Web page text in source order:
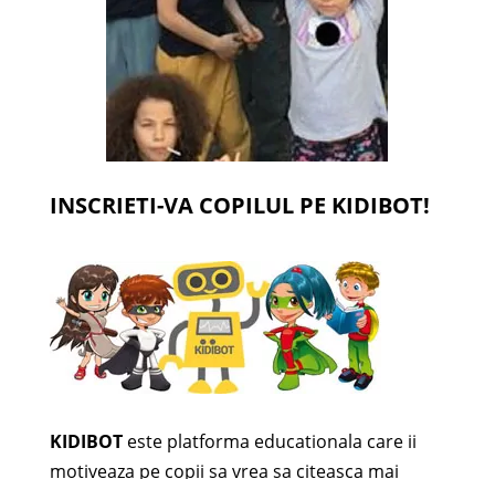
INSCRIETI-VA COPILUL PE KIDIBOT!
KIDIBOTeste platforma educationala care ii
motiveaza pe copii sa vrea sa citeasca mai